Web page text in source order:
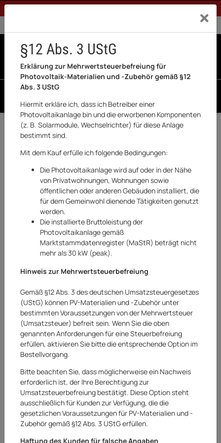
1% Rabatt bei Banküberweisung (Privatkunden)Exklusiv
Zurück Garten & Outdoor
Ampelschirmständer
Sonnenschirmständer Standfuß
Schirmständer 100 kg Grau
Art.Nr.:20252479AR
109,00 €
§12 Abs. 3 UStG
Erklärung zur Mehrwertsteuerbefreiung für
Photovoltaik-Materialien und -Zubehör gemäß §12
Abs. 3 UStG
Hiermit erkläre ich, dass ich Betreiber einer
Photovoltaikanlage bin und die erworbenen Komponenten
(z. B. Solarmodule, Wechselrichter) für diese Anlage
bestimmt sind.
Mit dem Kauf erfülle ich folgende Bedingungen:
Die Photovoltaikanlage wird auf oder in der Nähe
von Privatwohnungen, Wohnungen sowie
öffentlichen oder anderen Gebäuden installiert, die
für dem Gemeinwohl dienende Tätigkeiten genutzt
werden.
Die installierte Bruttoleistung der
Photovoltaikanlage gemäß
Marktstammdatenregister (MaStR) beträgt nicht
mehr als 30 kW (peak).
Hinweis zur Mehrwertsteuerbefreiung
Gemäß §12 Abs. 3 des deutschen Umsatzsteuergesetzes
(UStG) können PV-Materialien und -Zubehör unter
bestimmten Voraussetzungen von der Mehrwertsteuer
(Umsatzsteuer) befreit sein. Wenn Sie die oben
genannten Anforderungen für eine Steuerbefreiung
erfüllen, aktivieren Sie bitte die entsprechende Option im
Bestellvorgang.
Bitte beachten Sie, dass möglicherweise ein Nachweis
erforderlich ist, der Ihre Berechtigung zur
Umsatzsteuerbefreiung bestätigt. Diese Option steht
ausschließlich für Kunden zur Verfügung, die die
gesetzlichen Voraussetzungen für PV-Materialien und -
Zubehör gemäß §12 Abs. 3 UStG erfüllen.
Haftung des Kunden für falsche Angaben